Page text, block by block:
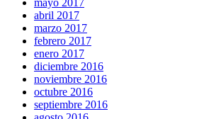
abril 2017
marzo 2017
febrero 2017
enero 2017
diciembre 2016
noviembre 2016
octubre 2016
septiembre 2016